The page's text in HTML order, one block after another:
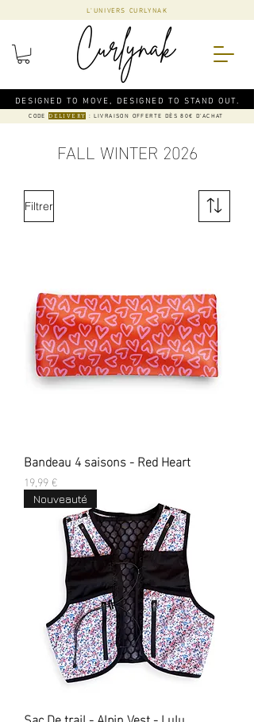
DESIGNED TO MOVE, DESIGNED TO STAND OUT.
L'UNIVERS CURLYNAK
CODEDELIVERY : LIVRAISON OFFERTE DÈS 80€ D'ACHAT
FALL WINTER 2026
Filtrer
Bandeau 4 saisons - Red Heart
Prix
19,99 €
Nouveauté